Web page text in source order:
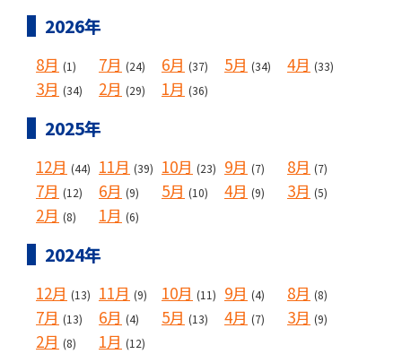
2026年
8月 (1) 7月 (24) 6月 (37) 5月 (34) 4月 (33)
3月 (34) 2月 (29) 1月 (36)
2025年
12月 (44) 11月 (39) 10月 (23) 9月 (7) 8月 (7)
7月 (12) 6月 (9) 5月 (10) 4月 (9) 3月 (5)
2月 (8) 1月 (6)
2024年
12月 (13) 11月 (9) 10月 (11) 9月 (4) 8月 (8)
7月 (13) 6月 (4) 5月 (13) 4月 (7) 3月 (9)
2月 (8) 1月 (12)